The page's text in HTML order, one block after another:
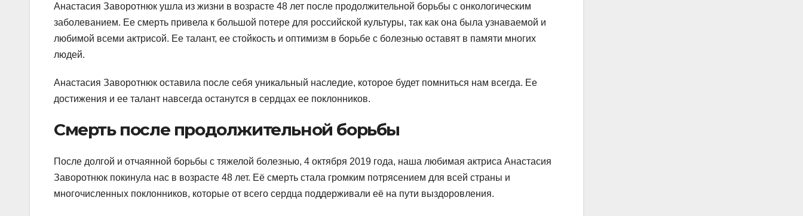
Анастасия Заворотнюк ушла из жизни в возрасте 48 лет после продолжительной борьбы с онкологическим
заболеванием. Ее смерть привела к большой потере для российской культуры, так как она была узнаваемой и
любимой всеми актрисой. Ее талант, ее стойкость и оптимизм в борьбе с болезнью оставят в памяти многих
людей.
Анастасия Заворотнюк оставила после себя уникальный наследие, которое будет помниться нам всегда. Ее
достижения и ее талант навсегда останутся в сердцах ее поклонников.
Смерть после продолжительной борьбы
После долгой и отчаянной борьбы с тяжелой болезнью, 4 октября 2019 года, наша любимая актриса Анастасия
Заворотнюк покинула нас в возрасте 48 лет. Её смерть стала громким потрясением для всей страны и
многочисленных поклонников, которые от всего сердца поддерживали её на пути выздоровления.